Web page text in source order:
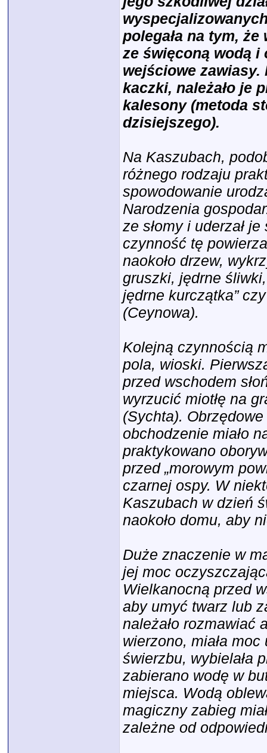
polegała na tym,
ze święconą wodą i
wejściowe zawiasy.
kaczki, należało je
kalesony (metoda
dzisiejszego).
Na Kaszubach,
różnego rodzaju
spowodowanie
Narodzenia
ze słomy i uderzał
czynność tę
naokoło drzew,
gruszki, jędrne
jędrne kurczątka”
(Ceynowa).
Kolejną czynnością
pola, wioski.
przed wschodem
wyrzucić miotłę na
(Sychta).
obchodzenie miało
praktykowano
przed „morowym
czarnej ospy. W
Kaszubach w dzień
naokoło domu, aby
Duże znaczenie w
jej moc
Wielkanocną przed
aby umyć twarz lub
należało rozmawiać
wierzono, miała
świerzbu, wybielała
zabierano wodę w
miejsca. Wodą
magiczny zabieg
zależne od